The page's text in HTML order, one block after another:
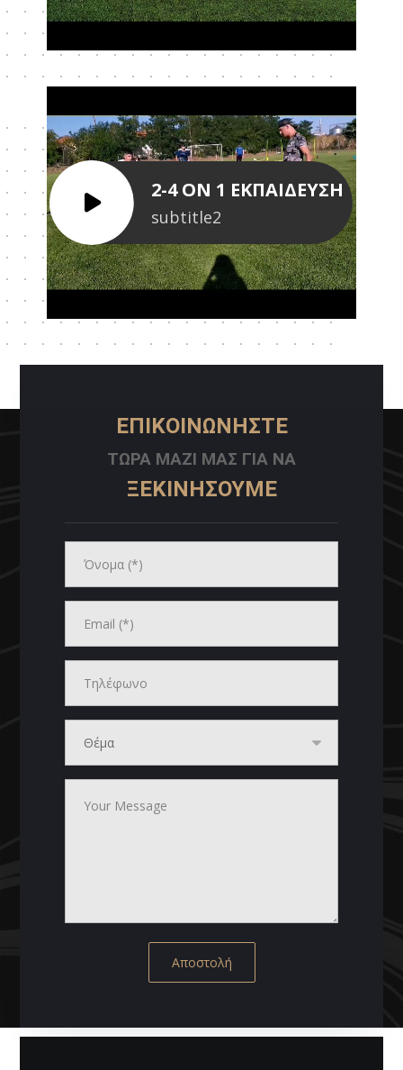
2-4 ON 1 ΕΚΠΑΙΔΕΥΣΗ
subtitle2
ΕΠΙΚΟΙΝΩΝΗΣΤΕ
ΤΩΡΑ ΜΑΖΙ ΜΑΣ ΓΙΑ ΝΑ
ΞΕΚΙΝΗΣΟΥΜΕ
Αποστολή